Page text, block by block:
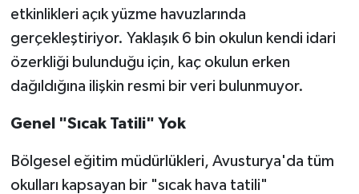
etkinlikleri açık yüzme havuzlarında
gerçekleştiriyor. Yaklaşık 6 bin okulun kendi idari
özerkliği bulunduğu için, kaç okulun erken
dağıldığına ilişkin resmi bir veri bulunmuyor.
Genel "Sıcak Tatili" Yok
Bölgesel eğitim müdürlükleri, Avusturya'da tüm
okulları kapsayan bir "sıcak hava tatili"